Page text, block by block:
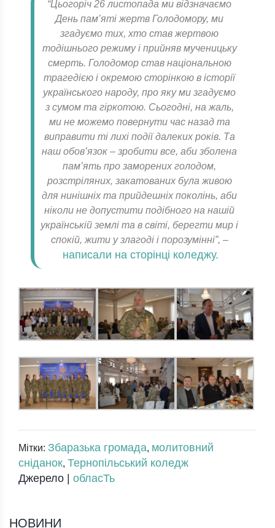
“Цьогоріч 26 листопада ми відзначаємо
День пам’яті жертв Голодомору, ми
згадуємо тих, хто став жертвою
тодішнього режиму і прийняв мученицьку
смерть. Голодомор став національною
трагедією і окремою сторінкою в історії
українського народу, про яку ми згадуємо
з сумом та гіркотою. Сьогодні, на жаль,
ми не можемо повернути час назад та
виправити ті лихі події далеких років. Та
наш обов’язок – зробити все, аби зболена
пам’ять про заморених голодом,
розстріляних, закатованих була живою
для нинішніх та прийдешніх поколінь, аби
ніколи не допустити подібного на нашій
українській землі та в світі, берегти мир і
спокій, жити у злагоді і порозумінні”, –
написали на сторінці коледжу.
Мітки: Збаразька громада, молитовний
сніданок, Тернопільський коледж
Джерело | обласТь
НОВИНИ